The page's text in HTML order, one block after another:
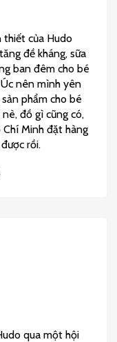
thiết của Hudo
đề kháng, sữa
ban đêm cho bé
nên mình yên
phẩm cho bé
đồ gì cũng có,
Minh đặt hàng
rồi.
qua một hội